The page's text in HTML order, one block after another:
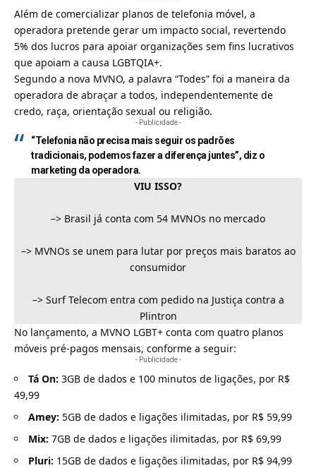
Além de comercializar planos de telefonia móvel, a
operadora pretende gerar um impacto social, revertendo
5% dos lucros para apoiar organizações sem fins lucrativos
que apoiam a causa LGBTQIA+.
Segundo a nova MVNO, a palavra “Todes” foi a maneira da
operadora de abraçar a todos, independentemente de
credo, raça, orientação sexual ou religião.
- Publicidade -
“Telefonia não precisa mais seguir os padrões
tradicionais, podemos fazer a diferença juntes”, diz o
marketing da operadora.
VIU ISSO?
–> Brasil já conta com 54 MVNOs no mercado
–> MVNOs se unem para lutar por preços mais baratos ao
consumidor
–> Surf Telecom entra com pedido na Justiça contra a
Plintron
No lançamento, a MVNO LGBT+ conta com quatro planos
móveis pré-pagos mensais, conforme a seguir:
- Publicidade -
Tá On: 3GB de dados e 100 minutos de ligações, por R$
49,99
Amey: 5GB de dados e ligações ilimitadas, por R$ 59,99
Mix: 7GB de dados e ligações ilimitadas, por R$ 69,99
Pluri: 15GB de dados e ligações ilimitadas, por R$ 94,99